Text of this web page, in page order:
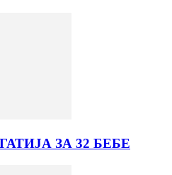
ЗА 32 БЕБЕ